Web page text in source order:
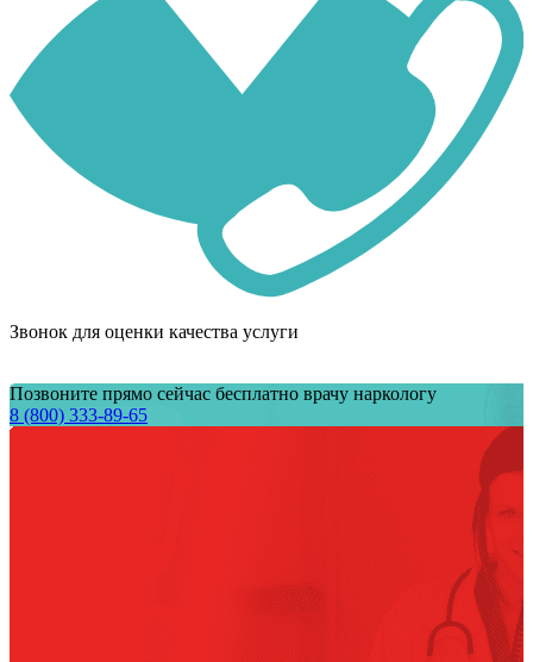
Звонок для оценки качества услуги
Позвоните прямо сейчас бесплатно врачу наркологу
8 (800) 333-89-65